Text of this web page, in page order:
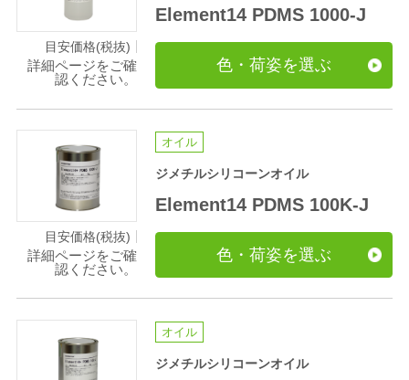
Element14 PDMS 1000-J
目安価格(税抜)
詳細ページをご確
認ください。
色・荷姿を選ぶ
オイル
ジメチルシリコーンオイル
Element14 PDMS 100K-J
目安価格(税抜)
詳細ページをご確
認ください。
色・荷姿を選ぶ
オイル
ジメチルシリコーンオイル